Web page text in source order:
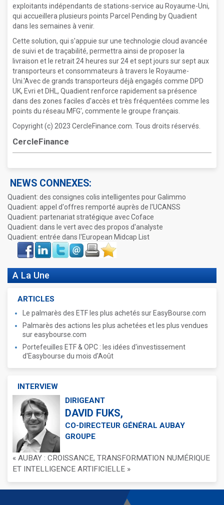
exploitants indépendants de stations-service au Royaume-Uni,
qui accueillera plusieurs points Parcel Pending by Quadient
dans les semaines à venir.
Cette solution, qui s'appuie sur une technologie cloud avancée
de suivi et de traçabilité, permettra ainsi de proposer la
livraison et le retrait 24 heures sur 24 et sept jours sur sept aux
transporteurs et consommateurs à travers le Royaume-
Uni.'Avec de grands transporteurs déjà engagés comme DPD
UK, Evri et DHL, Quadient renforce rapidement sa présence
dans des zones faciles d'accès et très fréquentées comme les
points du réseau MFG', commente le groupe français.
Copyright (c) 2023 CercleFinance.com. Tous droits réservés.
CercleFinance
NEWS CONNEXES:
Quadient: des consignes colis intelligentes pour Galimmo
Quadient: appel d'offres remporté auprès de l'UCANSS
Quadient: partenariat stratégique avec Coface
Quadient: dans le vert avec des propos d'analyste
Quadient: entrée dans l'European Midcap List
Face
book
LinkIn Twitter Envoyer ImprimerFavoris
A La Une
ARTICLES
Le palmarès des ETF les plus achetés sur EasyBourse.com
Palmarès des actions les plus achetées et les plus vendues
sur easybourse.com
Portefeuilles ETF & OPC : les idées d'investissement
d'Easybourse du mois d'Août
INTERVIEW
DIRIGEANT
DAVID FUKS,
CO-DIRECTEUR GÉNÉRAL AUBAY
GROUPE
« AUBAY : CROISSANCE, TRANSFORMATION NUMÉRIQUE
ET INTELLIGENCE ARTIFICIELLE »